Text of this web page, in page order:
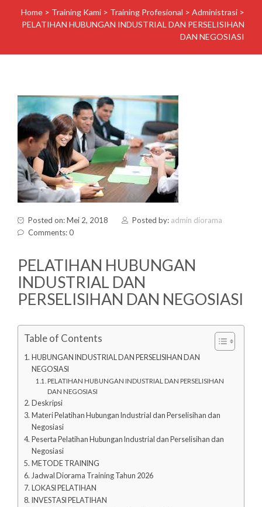
Home > Training Kami > Training Profesional > Administrasi >
PELATIHAN HUBUNGAN INDUSTRIAL DAN PERSELISIHAN
DAN NEGOSIASI
Posted on: Mei 2, 2018 Posted by: admin diorama
Comments: 0
PELATIHAN HUBUNGAN
INDUSTRIAL DAN
PERSELISIHAN DAN NEGOSIASI
Table of Contents
HUBUNGAN INDUSTRIAL DAN PERSELISIHAN DAN
NEGOSIASI
PELATIHAN HUBUNGAN INDUSTRIAL DAN PERSELISIHAN
DAN NEGOSIASI
Deskripsi
Materi Pelatihan Hubungan Industrial dan Perselisihan dan
Negosiasi
Peserta Pelatihan Hubungan Industrial dan Perselisihan dan
Negosiasi
METODE TRAINING
Jadwal Diorama Training Tahun 2026
LOKASI PELATIHAN
INVESTASI PELATIHAN